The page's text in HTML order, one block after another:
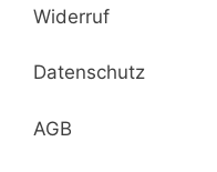
Widerruf
Datenschutz
AGB